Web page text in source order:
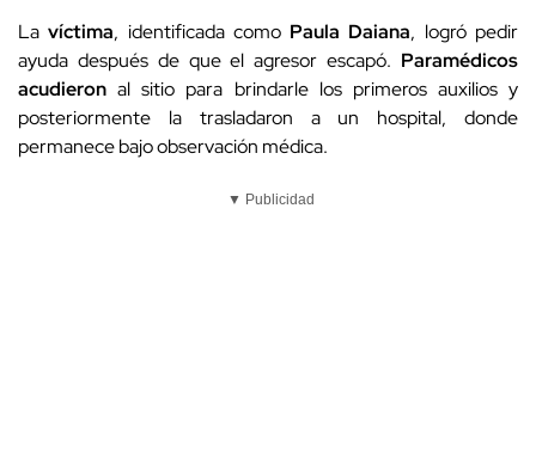
Lavíctima, identificada como Paula Daiana, logró pedir
ayuda después de que el agresor escapó. Paramédicos
acudieron al sitio para brindarle los primeros auxilios y
posteriormente la trasladaron a un hospital, donde
permanece bajo observación médica.
▼ Publicidad